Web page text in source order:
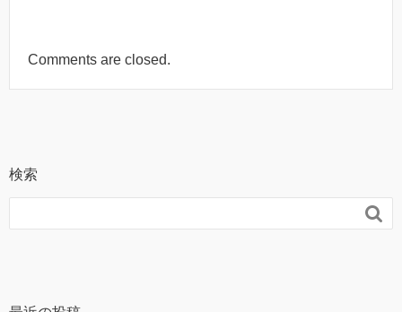
Comments are closed.
検索
